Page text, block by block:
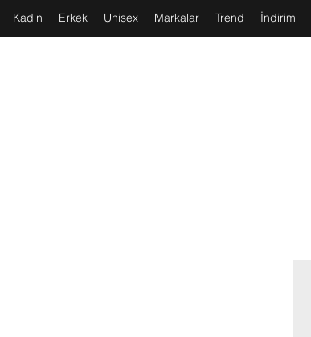
Kadın Erkek Unisex Markalar Trend İndirim